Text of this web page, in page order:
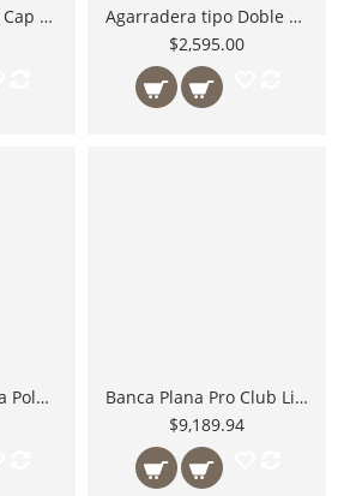
Agarradera tipo D Cap MB-501
Agarradera tipo Doble D Cap MB-502
$2,595.00
Agarre Tipo D para Polea Baja Alta de acero con agarradera antiderrapante MB501 Body Solid México
Banca Plana Pro Club Line SFB125 Body Solid México uso Comercial Pesado Utility Bench 1500 Lbs.
$9,189.94